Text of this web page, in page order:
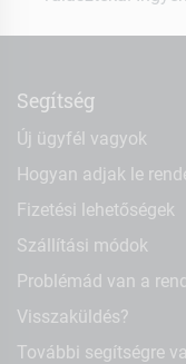
Segítség
Új ügyfél vagyok
Hogyan adjak le
Fizetési lehetőségek
Szállítási módok
Problémád van a
Visszaküldés?
További segítségre